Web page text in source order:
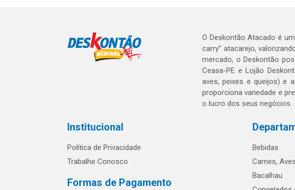
O Deskontão Atacado é
carry” atacarejo,
mercado, o Deskontão
Ceasa-PE e Lojão
aves, peixes e queijos) e
proporciona variedade e
o lucro dos seus negócios.
Institucional
Política de Privacidade
Trabalhe Conosco
Formas de Pagamento
Bebidas
Carnes,
Bacalhau